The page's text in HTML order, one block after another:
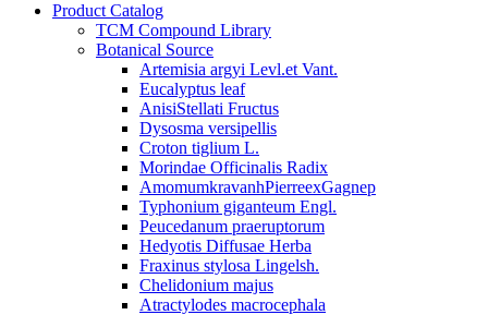
Product Catalog
TCM Compound Library
Botanical Source
Artemisia argyi Levl.et Vant.
Eucalyptus leaf
AnisiStellati Fructus
Dysosma versipellis
Croton tiglium L.
Morindae Officinalis Radix
AmomumkravanhPierreexGagnep
Typhonium giganteum Engl.
Peucedanum praeruptorum
Hedyotis Diffusae Herba
Fraxinus stylosa Lingelsh.
Chelidonium majus
Atractylodes macrocephala